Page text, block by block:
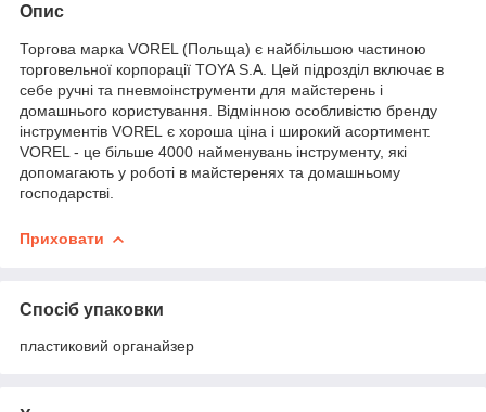
Опис
Торгова марка VOREL (Польща) є найбільшою частиною
торговельної корпорації TOYA S.A. Цей підрозділ включає в
себе ручні та пневмоінструменти для майстерень і
домашнього користування. Відмінною особливістю бренду
інструментів VOREL є хороша ціна і широкий асортимент.
VOREL - це більше 4000 найменувань інструменту, які
допомагають у роботі в майстеренях та домашньому
господарстві.
Приховати
Спосіб упаковки
пластиковий органайзер